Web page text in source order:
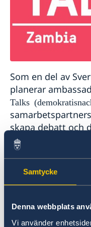
Samtycke
Denna webbplats
Vi använder
Stängt
Ambassaden
Svenska
projekt i Zambia
att motverka
Ambassaden stängd
Reducering av
Som en del av
planerar
Talks
skapa debatt och
dess principer –
Ambassaden
journalister
inom
plattform för